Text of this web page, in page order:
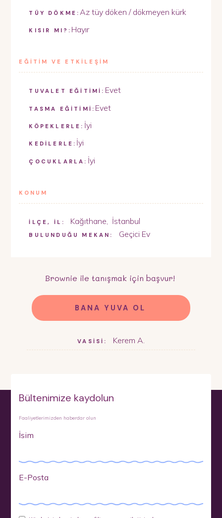
TÜY DÖKME: Az tüy döken / dökmeyen kürk
KISIR MI?: Hayır
EĞİTİM VE ETKİLEŞİM
TUVALET EĞİTİMİ: Evet
TASMA EĞİTİMİ: Evet
KÖPEKLERLE: İyi
KEDİLERLE: İyi
ÇOCUKLARLA: İyi
KONUM
İLÇE, İL: Kağıthane İstanbul
BULUNDUĞU MEKAN: Geçici Ev
Brownie ile tanışmak için başvur!
BANA YUVA OL
VASİSİ: Kerem A.
Bültenimize kaydolun
Faaliyetlerimizden haberdar olun
İsim
E-Posta